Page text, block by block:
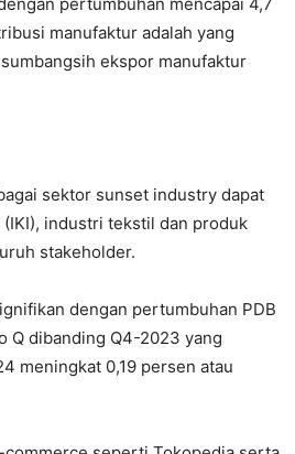
manufaktur adalah yang
ekspor manufaktur
sektor sunset industry dapat
industri tekstil dan produk
stakeholder.
dengan pertumbuhan PDB
Q dibanding Q4-2023 yang
meningkat 0,19 persen atau